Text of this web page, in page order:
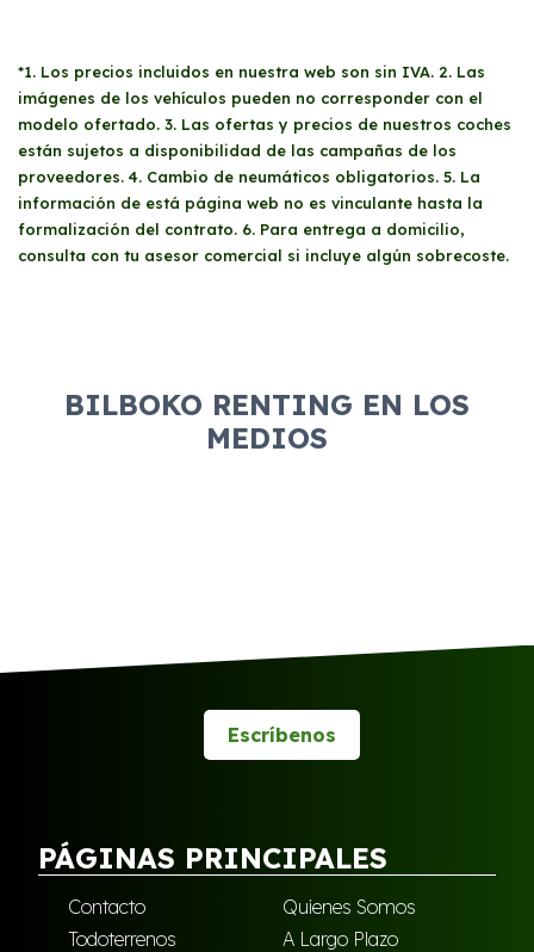
*1. Los precios incluidos en nuestra web son sin IVA. 2. Las
imágenes de los vehículos pueden no corresponder con el
modelo ofertado. 3. Las ofertas y precios de nuestros coches
están sujetos a disponibilidad de las campañas de los
proveedores. 4. Cambio de neumáticos obligatorios. 5. La
información de está página web no es vinculante hasta la
formalización del contrato. 6. Para entrega a domicilio,
consulta con tu asesor comercial si incluye algún sobrecoste.
BILBOKO RENTING EN LOS
MEDIOS
Escríbenos
PÁGINAS PRINCIPALES
Contacto
Quienes Somos
Todoterrenos
A Largo Plazo